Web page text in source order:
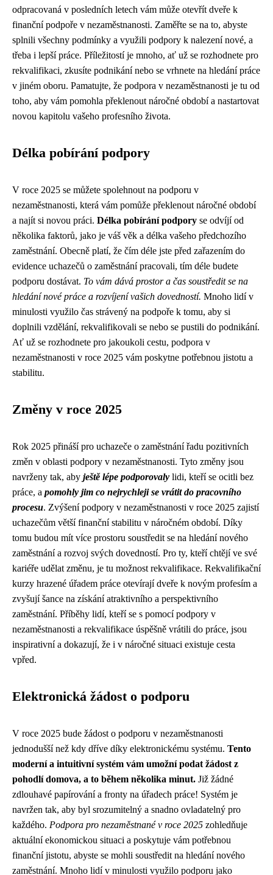
odpracovaná v posledních letech vám může otevřít dveře k
finanční podpoře v nezaměstnanosti. Zaměřte se na to, abyste
splnili všechny podmínky a využili podpory k nalezení nové, a
třeba i lepší práce. Příležitostí je mnoho, ať už se rozhodnete pro
rekvalifikaci, zkusíte podnikání nebo se vrhnete na hledání práce
v jiném oboru. Pamatujte, že podpora v nezaměstnanosti je tu od
toho, aby vám pomohla překlenout náročné období a nastartovat
novou kapitolu vašeho profesního života.
Délka pobírání podpory
V roce 2025 se můžete spolehnout na podporu v
nezaměstnanosti, která vám pomůže překlenout náročné období
a najít si novou práci. Délka pobírání podpory se odvíjí od
několika faktorů, jako je váš věk a délka vašeho předchozího
zaměstnání. Obecně platí, že čím déle jste před zařazením do
evidence uchazečů o zaměstnání pracovali, tím déle budete
podporu dostávat. To vám dává prostor a čas soustředit se na
hledání nové práce a rozvíjení vašich dovedností. Mnoho lidí v
minulosti využilo čas strávený na podpoře k tomu, aby si
doplnili vzdělání, rekvalifikovali se nebo se pustili do podnikání.
Ať už se rozhodnete pro jakoukoli cestu, podpora v
nezaměstnanosti v roce 2025 vám poskytne potřebnou jistotu a
stabilitu.
Změny v roce 2025
Rok 2025 přináší pro uchazeče o zaměstnání řadu pozitivních
změn v oblasti podpory v nezaměstnanosti. Tyto změny jsou
navrženy tak, aby ještě lépe podporovaly lidi, kteří se ocitli bez
práce, a pomohly jim co nejrychleji se vrátit do pracovního
procesu. Zvýšení podpory v nezaměstnanosti v roce 2025 zajistí
uchazečům větší finanční stabilitu v náročném období. Díky
tomu budou mít více prostoru soustředit se na hledání nového
zaměstnání a rozvoj svých dovedností. Pro ty, kteří chtějí ve své
kariéře udělat změnu, je tu možnost rekvalifikace. Rekvalifikační
kurzy hrazené úřadem práce otevírají dveře k novým profesím a
zvyšují šance na získání atraktivního a perspektivního
zaměstnání. Příběhy lidí, kteří se s pomocí podpory v
nezaměstnanosti a rekvalifikace úspěšně vrátili do práce, jsou
inspirativní a dokazují, že i v náročné situaci existuje cesta
vpřed.
Elektronická žádost o podporu
V roce 2025 bude žádost o podporu v nezaměstnanosti
jednodušší než kdy dříve díky elektronickému systému. Tento
moderní a intuitivní systém vám umožní podat žádost z
pohodlí domova, a to během několika minut. Již žádné
zdlouhavé papírování a fronty na úřadech práce! Systém je
navržen tak, aby byl srozumitelný a snadno ovladatelný pro
každého. Podpora pro nezaměstnané v roce 2025 zohledňuje
aktuální ekonomickou situaci a poskytuje vám potřebnou
finanční jistotu, abyste se mohli soustředit na hledání nového
zaměstnání. Mnoho lidí v minulosti využilo podporu jako